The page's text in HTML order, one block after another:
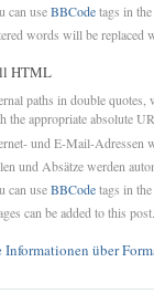
can useBBCodetags in
words will be replaced
HTML
paths in double quotes,
the appropriate absolute
und E-Mail-Adressen
und Absätze werden
can useBBCodetags in
can be added to this post.
Informationen über